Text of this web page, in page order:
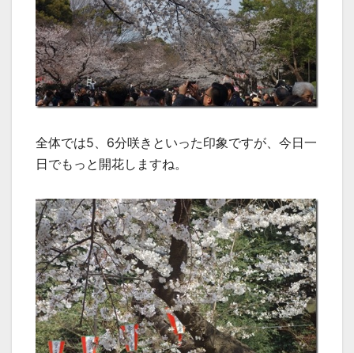
全体では5、6分咲きといった印象ですが、今日一
日でもっと開花しますね。